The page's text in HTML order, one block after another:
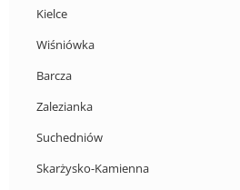
Kielce
Wiśniówka
Barcza
Zalezianka
Suchedniów
Skarżysko-Kamienna